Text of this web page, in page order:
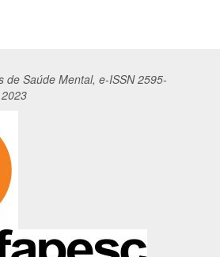
de Saúde Mental, e-ISSN 2595-